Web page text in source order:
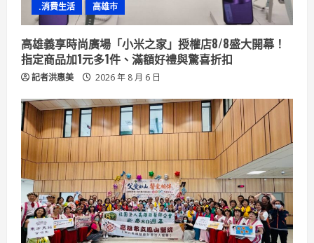
.消費生活 高雄市
高雄義享時尚廣場「小米之家」授權店8/8盛大開幕！
指定商品加1元多1件、滿額好禮與驚喜折扣
記者洪惠美 2026 年 8 月 6 日